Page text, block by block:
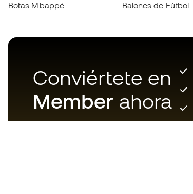
Botas Mbappé
Balones de Fútbol
Conviértete en
Member ahora